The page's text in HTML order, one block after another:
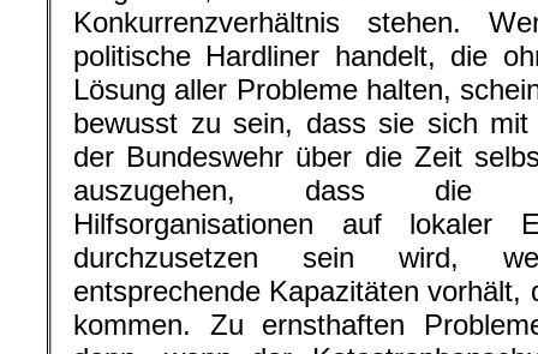
Konkurrenzverhältnis stehen.
politische Hardliner handelt, die
Lösung aller Probleme halten,
bewusst zu sein, dass sie sich mit
der Bundeswehr über die Zeit
auszugehen, dass die
Hilfsorganisationen auf lokaler
durchzusetzen sein wird,
entsprechende Kapazitäten vorhält,
kommen. Zu ernsthaften